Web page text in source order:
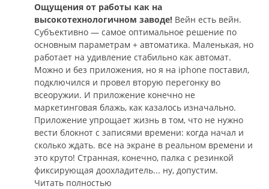
Ощущения от работы как на
высокотехнологичном заводе! Вейн есть вейн.
Субъективно — самое оптимальное решение по
основным параметрам + автоматика. Маленькая, но
работает на удивление стабильно как автомат.
Можно и без приложения, но я на iphone поставил,
подключился и провел вторую перегонку во
всеоружии. И приложение конечно не
маркетинговая блажь, как казалось изначально.
Приложение упрощает жизнь в том, что не нужно
вести блокнот с записями времени: когда начал и
сколько ждать. все на экране в реальном времени и
это круто! Странная, конечно, палка с резинкой
фиксирующая доохладитель... ну, допустим.
Читать полностью